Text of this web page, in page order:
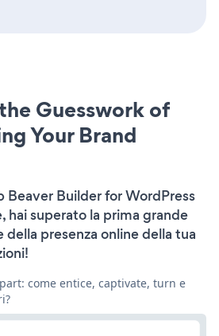
Guesswork of
Your Brand
Beaver Builder for WordPress
hai superato la prima grande
della presenza online della tua
come entice, captivate, turn e